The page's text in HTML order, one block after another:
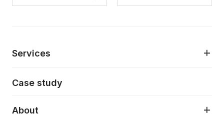
Services
AI駆動開発支援
Case study
About